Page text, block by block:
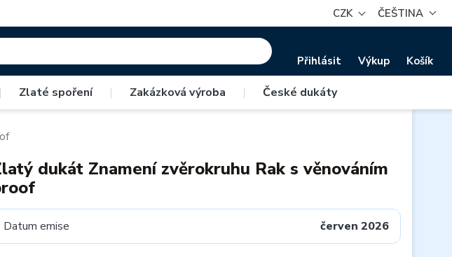
CZK ČEŠTINA
Přihlásit Výkup Košík
| Zlaté spoření | Zakázková výroba | České dukáty
dukát Znamení zvěrokruhu Rak s věnováním
Datum emise červen 2026